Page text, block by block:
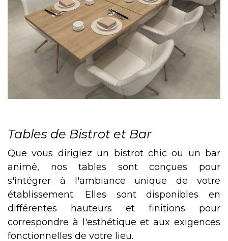
Tables de Bistrot et Bar
Que vous dirigiez un bistrot chic ou un bar
animé, nos tables sont conçues pour
s'intégrer à l'ambiance unique de votre
établissement. Elles sont disponibles en
différentes hauteurs et finitions pour
correspondre à l'esthétique et aux exigences
fonctionnelles de votre lieu.